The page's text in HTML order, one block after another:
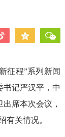
征程”系列新闻
书记严汉平，中
席本次会议，
有关情况。